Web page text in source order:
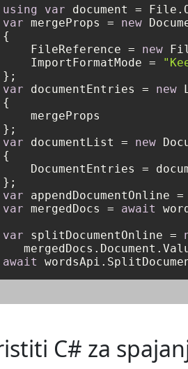
using
var document =
var mergeProps = new
{
    FileReference =
new
    ImportFormatMode =
var documentEntries = new
{
    mergeProps
var documentList = new
{
DocumentEntries =
var appendDocumentOnline =
var mergedDocs = await
var splitDocumentOnline =
await
C# za